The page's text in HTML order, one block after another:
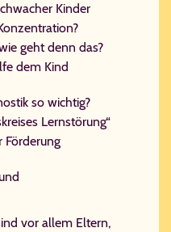
Kinder
geht denn das?
dem Kind
so wichtig?
Lernstörung“
Förderung
vor allem Eltern,